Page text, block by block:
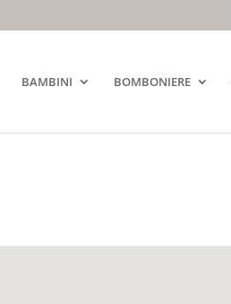
BAMBINI BOMBONIERE